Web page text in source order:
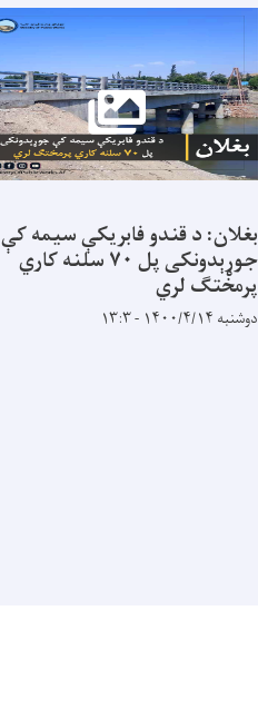
بغلان: د قندو فابریکې سیمه کې
جوړېدونکی پل ۷۰ سلنه کاري
پرمختګ لري
دوشنبه ۱۴۰۰/۴/۱۴ - ۱۳:۳